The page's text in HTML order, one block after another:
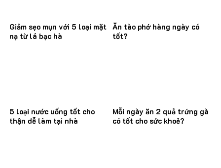
Giảm sẹo mụn với 5 loại mặt
nạ từ lá bạc hà
Ăn tào phớ hàng ngày có
tốt?
5 loại nước uống tốt cho
thận dễ làm tại nhà
Mỗi ngày ăn 2 quả trứng gà
có tốt cho sức khoẻ?